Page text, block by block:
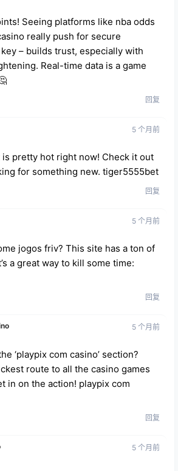
Seeing platforms like nba odds
really push for secure
– builds trust, especially with
Real-time data is a game
回复
5 个月前
pretty hot right now! Check it out
for something new. tiger5555bet
回复
5 个月前
jogos friv? This site has a ton of
a great way to kill some time:
回复
5 个月前
‘playpix com casino’ section?
route to all the casino games
in on the action! playpix com
回复
5 个月前